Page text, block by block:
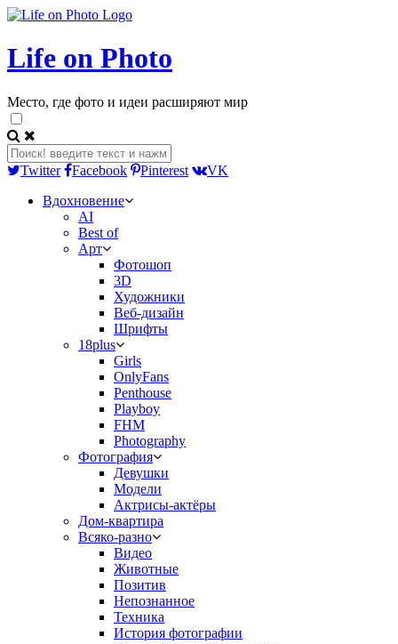
Life on Photo
Место, где фото и идеи расширяют мир
Twitter Facebook Pinterest
VK
Вдохновение
AI
Best of
Арт
Фотошоп
3D
Художники
Веб-дизайн
Шрифты
18plus
Girls
OnlyFans
Penthouse
Playboy
FHM
Photography
Фотография
Девушки
Модели
Актрисы-актёры
Дом-квартира
Всяко-разно
Видео
Животные
Позитив
Непознанное
Техника
История фотографии